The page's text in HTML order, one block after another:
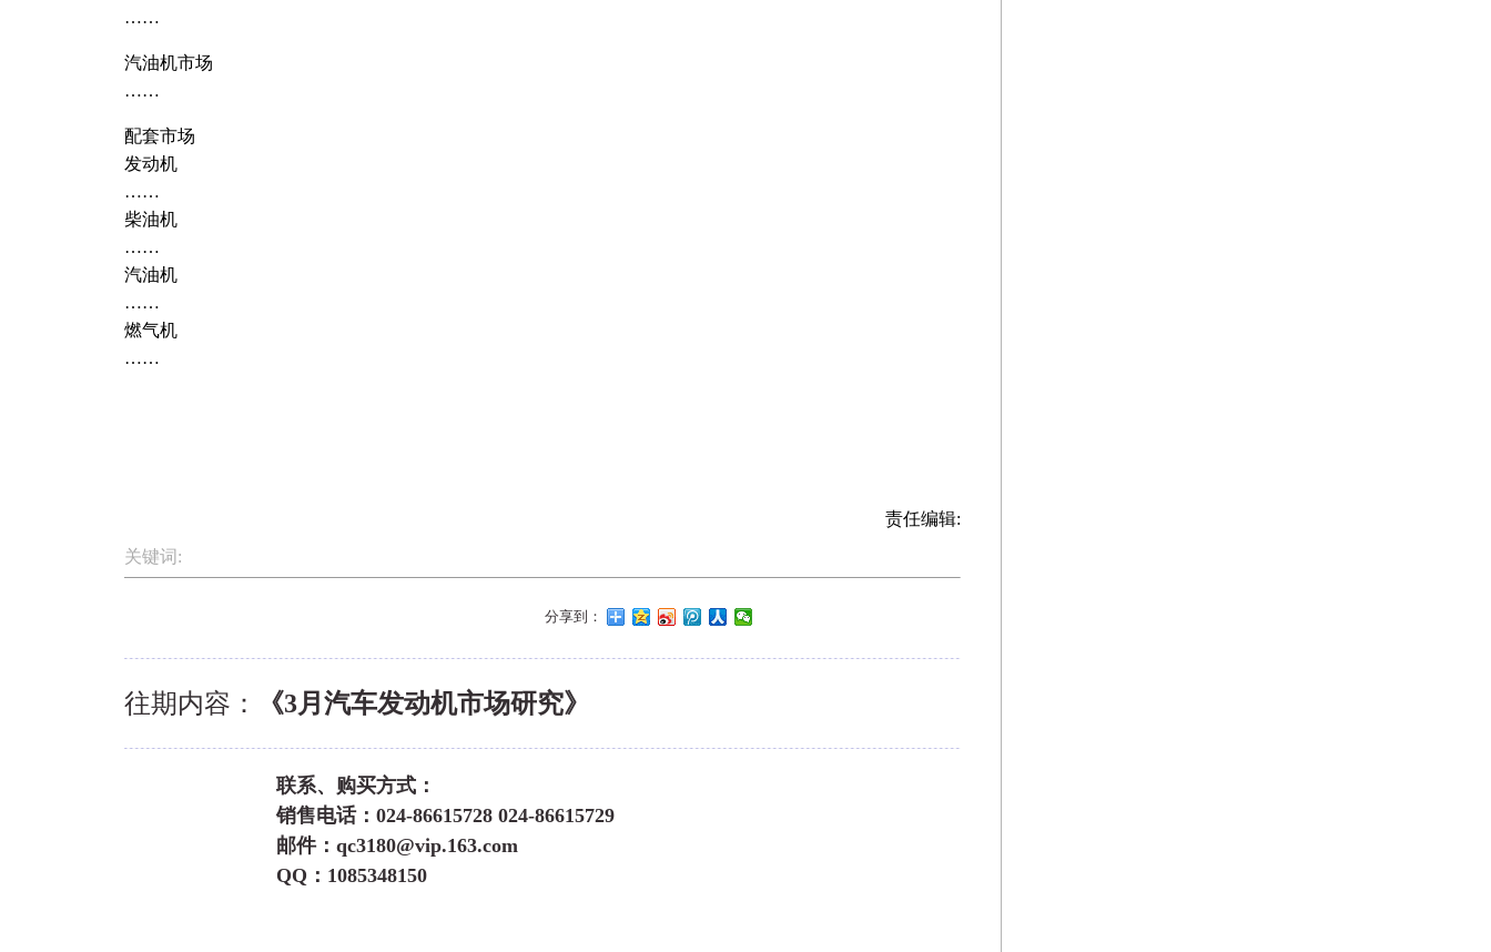
……
汽油机市场
……
配套市场
发动机
……
柴油机
……
汽油机
……
燃气机
……
责任编辑:
关键词:
分享到：
往期内容： 《3月汽车发动机市场研究》
联系、购买方式：
销售电话：024-86615728 024-86615729
邮件：qc3180@vip.163.com
QQ：1085348150